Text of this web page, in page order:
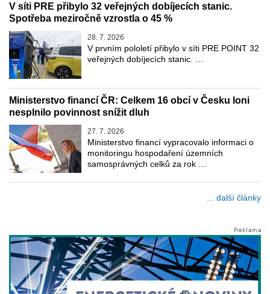
V síti PRE přibylo 32 veřejných dobíjecích stanic.
Spotřeba meziročně vzrostla o 45 %
28. 7. 2026
V prvním pololetí přibylo v síti PRE POINT 32
veřejných dobíjecích stanic. …
Ministerstvo financí ČR: Celkem 16 obcí v Česku loni
nesplnilo povinnost snížit dluh
27. 7. 2026
Ministerstvo financí vypracovalo informaci o
monitoringu hospodaření územních
samosprávných celků za rok …
... další články